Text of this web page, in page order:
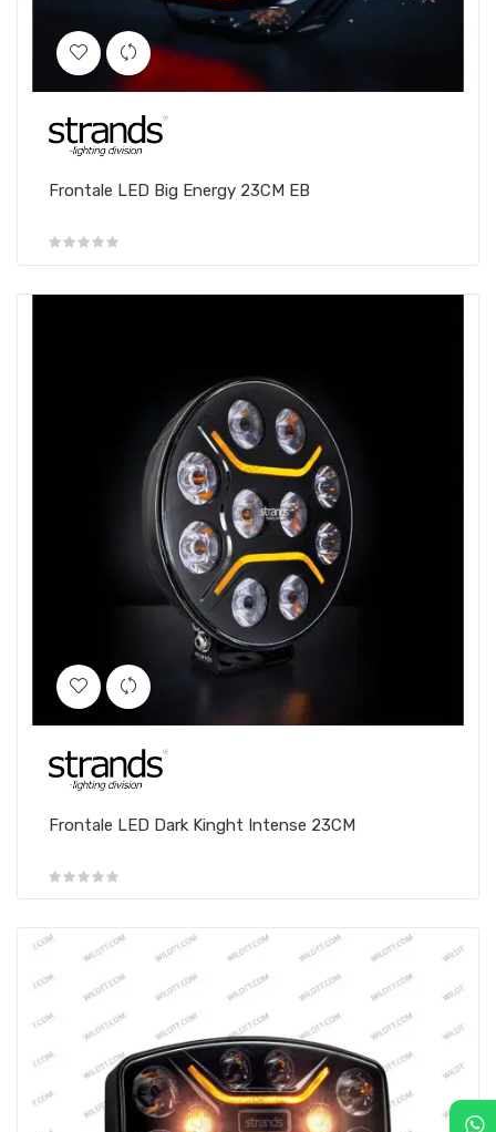
Frontale LED Big Energy 23CM EB
Frontale LED Dark Kinght Intense 23CM